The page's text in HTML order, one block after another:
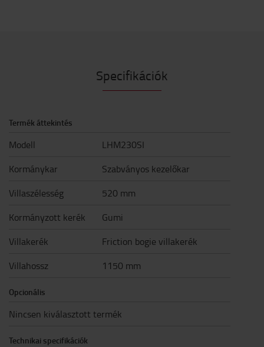
Specifikációk
Termék áttekintés
Modell
LHM230SI
Kormánykar
Szabványos kezelőkar
Villaszélesség
520 mm
Kormányzott kerék
Gumi
Villakerék
Friction bogie villakerék
Villahossz
1150 mm
Opcionális
Nincsen kiválasztott termék
Technikai specifikációk